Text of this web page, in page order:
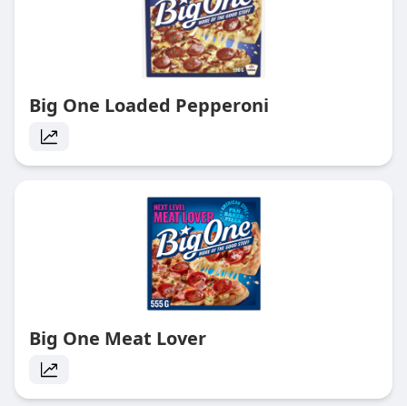
Big One Loaded Pepperoni
Big One Meat Lover